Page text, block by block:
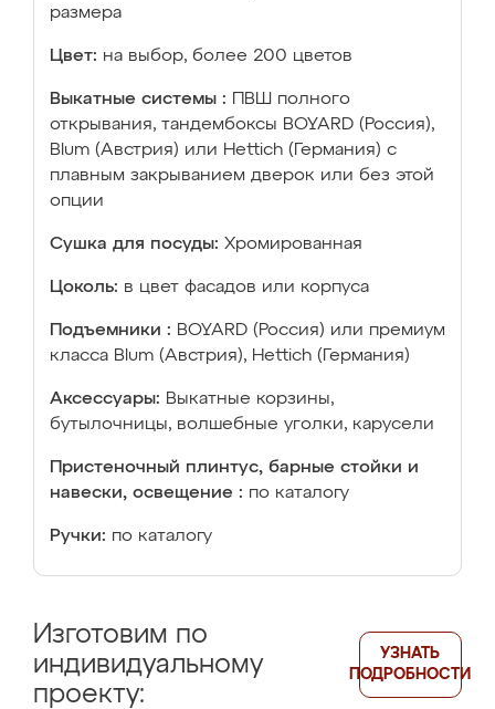
размера
Цвет: на выбор, более 200 цветов
Выкатные системы :
ПВШ полного
открывания, тандембоксы BOYARD (Россия),
Blum (Австрия) или Hettich (Германия) с
плавным закрыванием дверок или без этой
опции
Сушка для посуды: Хромированная
Цоколь: в цвет фасадов или корпуса
Подъемники : BOYARD (Россия) или премиум
класса Blum (Австрия), Hettich (Германия)
Аксессуары: Выкатные корзины,
бутылочницы, волшебные уголки, карусели
Пристеночный плинтус, барные стойки и
навески, освещение : по каталогу
Ручки: по каталогу
Изготовим по
индивидуальному
проекту:
УЗНАТЬ
ПОДРОБНОСТИ